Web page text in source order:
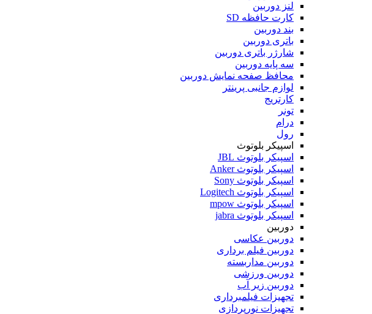
لنز دوربین
کارت حافظه SD
بند دوربین
باتری دوربین
شارژر باتری دوربین
سه پایه دوربین
محافظ صفحه نمایش دوربین
لوازم جانبی پرینتر
کارتریج
تونر
درام
رول
اسپیکر بلوتوث
اسپیکر بلوتوث JBL
اسپیکر بلوتوث Anker
اسپیکر بلوتوث Sony
اسپیکر بلوتوث Logitech
اسپیکر بلوتوث mpow
اسپیکر بلوتوث jabra
دوربین
دوربین عکاسی
دوربین فیلم برداری
دوربین مداربسته
دوربین ورزشی
دوربین زیر آب
تجهیزات فیلمبرداری
تجهیزات نورپردازی